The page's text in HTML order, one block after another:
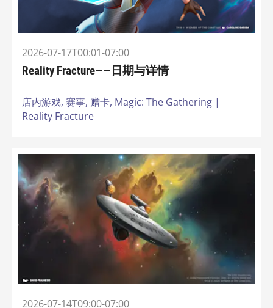
2026-07-17T00:01-07:00
Reality Fracture——日期与详情
店内游戏, 赛事, 赠卡, Magic: The Gathering |
Reality Fracture
2026-07-14T09:00-07:00